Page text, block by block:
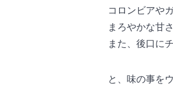
コロンビアや
まろやかな甘
また、後口に
と、味の事を